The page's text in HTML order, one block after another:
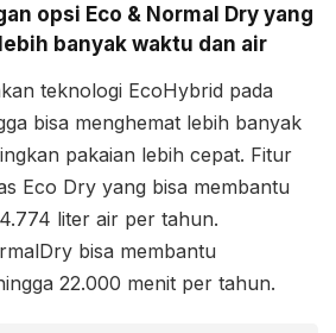
opsi Eco & Normal Dry yang
banyak waktu dan air
teknologi EcoHybrid pada
bisa menghemat lebih banyak
pakaian lebih cepat. Fitur
Eco Dry yang bisa membantu
liter air per tahun.
bisa membantu
22.000 menit per tahun.